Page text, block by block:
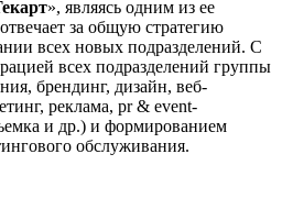
», являясь одним из ее
за общую стратегию
всех новых подразделений. С
всех подразделений группы
брендинг, дизайн, веб-
реклама, pr & event-
и др.) и формированием
обслуживания.